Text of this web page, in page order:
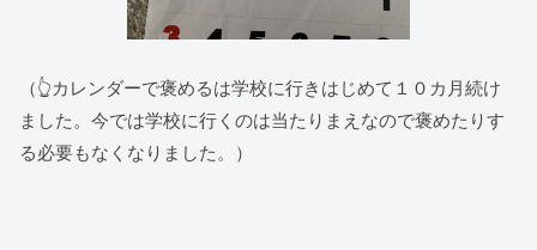
（👆カレンダーで褒めるは学校に行きはじめて１０カ月続け
ました。今では学校に行くのは当たりまえなので褒めたりす
る必要もなくなりました。）